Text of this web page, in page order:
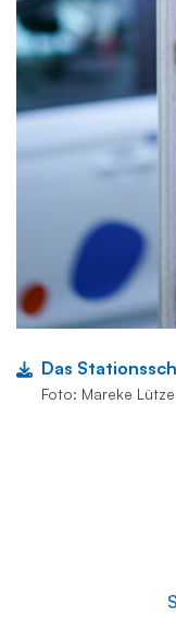
Das Stationsschild
Foto: Mareke